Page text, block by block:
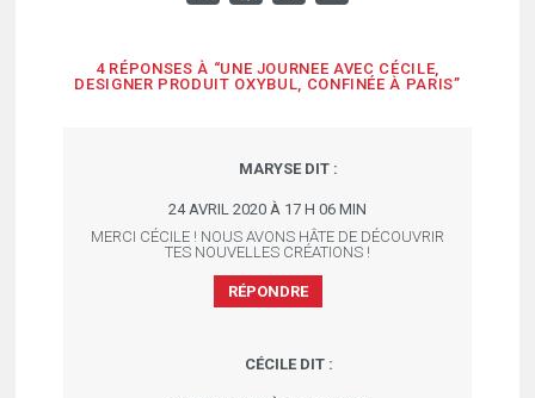
4 RÉPONSES À “UNE JOURNEE AVEC CÉCILE,
DESIGNER PRODUIT OXYBUL, CONFINÉE À PARIS”
MARYSE DIT :
24 AVRIL 2020 À 17 H 06 MIN
MERCI CÉCILE ! NOUS AVONS HÂTE DE DÉCOUVRIR
TES NOUVELLES CRÉATIONS !
RÉPONDRE
CÉCILE DIT :